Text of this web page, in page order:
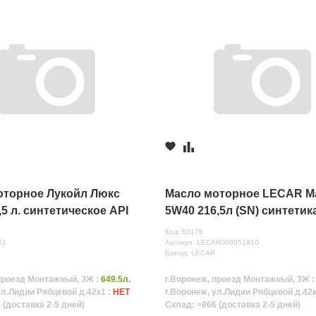
Лукойл Люкс
л. синтетическое API
Монтажный, 3Ж :649.5л.
Рябцевой д.42к1 : НЕТ
2-5 дней)
Масло моторное LECAR
5W40 216,5л (SN)
Код: 80178
Артикул: LECAR000051910
Бренд: LECAR
г.Воронеж, проезд Монтажный, 3Ж
г.Воронеж, ул.Лидии Рябцевой
Склад: >866 (доставка 2-5 дней)